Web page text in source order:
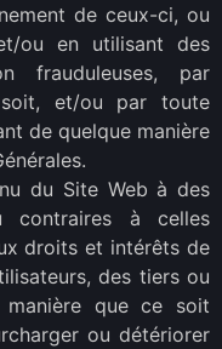
de ceux-ci, ou
ou en utilisant des
frauduleuses, par
et/ou par toute
de quelque manière
du Site Web à des
contraires à celles
droits et intérêts de
des tiers ou
que ce soit
ou détériorer